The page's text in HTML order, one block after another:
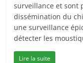
surveillance et sont
dissémination du
une surveillance
détecter les
Lire la suite